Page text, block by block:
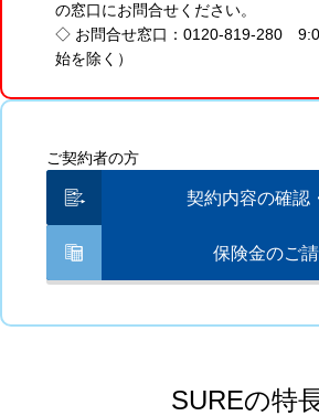
の窓口にお問合せください。
◇ お問合せ窓口：0120-819-280
始を除く）
ご契約者の方
契約内容の確認
保険金のご
SUREの特